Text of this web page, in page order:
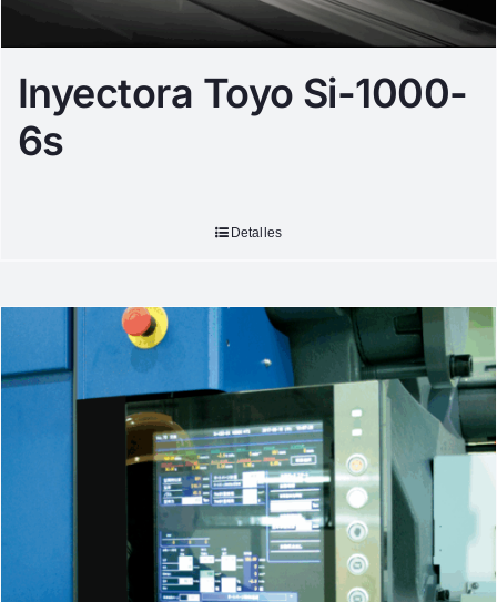
Inyectora Toyo Si-1000-
6s
Detalles